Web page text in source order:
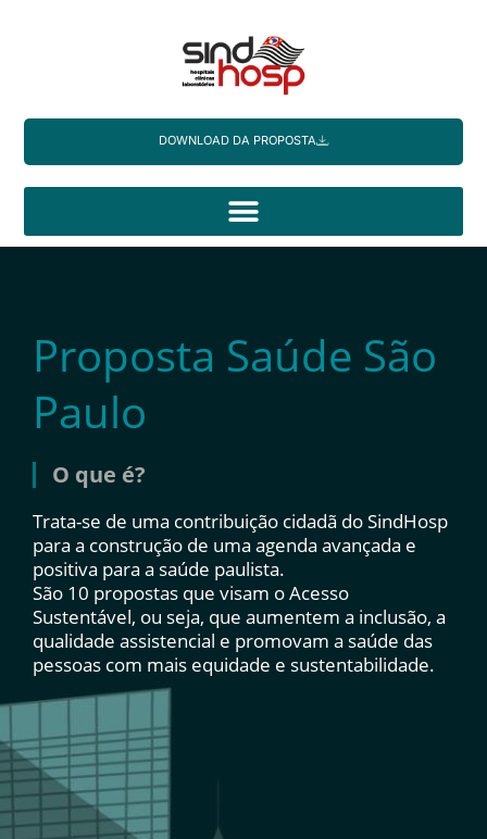
DOWNLOAD DA PROPOSTA
Proposta Saúde São
Paulo
O que é?
Trata-se de uma contribuição cidadã do SindHosp
para a construção de uma agenda avançada e
positiva para a saúde paulista.
São 10 propostas que visam o Acesso
Sustentável, ou seja, que aumentem a inclusão, a
qualidade assistencial e promovam a saúde das
pessoas com mais equidade e sustentabilidade.